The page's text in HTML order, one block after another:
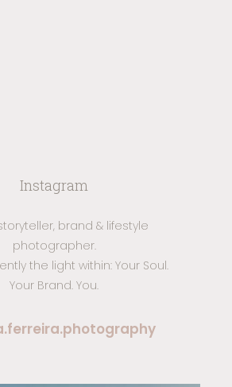
Instagram
brand & lifestyle
photographer.
the light within: Your Soul.
Your Brand. You.